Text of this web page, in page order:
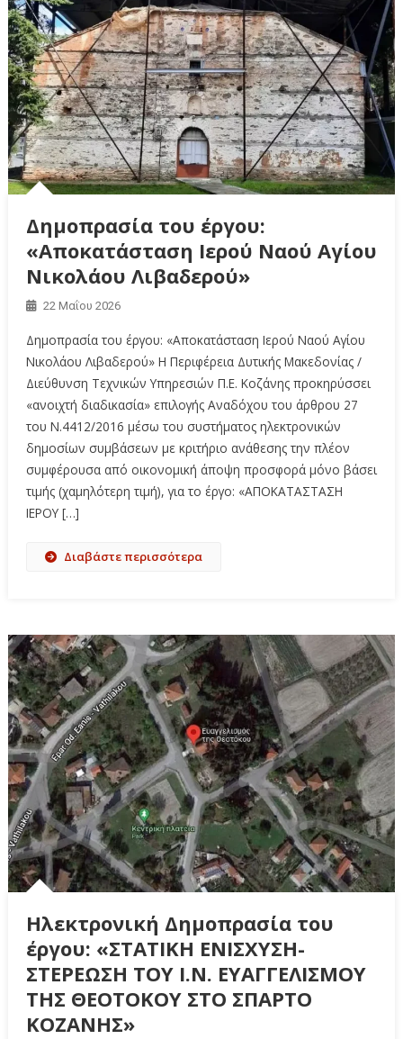
Δημοπρασία του έργου:
«Αποκατάσταση Ιερού Ναού Αγίου
Νικολάου Λιβαδερού»
22 Μαΐου 2026
Δημοπρασία του έργου: «Αποκατάσταση Ιερού Ναού Αγίου
Νικολάου Λιβαδερού» Η Περιφέρεια Δυτικής Μακεδονίας /
Διεύθυνση Τεχνικών Υπηρεσιών Π.Ε. Κοζάνης προκηρύσσει
«ανοιχτή διαδικασία» επιλογής Αναδόχου του άρθρου 27
του Ν.4412/2016 μέσω του συστήματος ηλεκτρονικών
δημοσίων συμβάσεων με κριτήριο ανάθεσης την πλέον
συμφέρουσα από οικονομική άποψη προσφορά μόνο βάσει
τιμής (χαμηλότερη τιμή), για το έργο: «ΑΠΟΚΑΤΑΣΤΑΣΗ
ΙΕΡΟΥ […]
Διαβάστε περισσότερα
Ηλεκτρονική Δημοπρασία του
έργου: «ΣΤΑΤΙΚΗ ΕΝΙΣΧΥΣΗ-
ΣΤΕΡΕΩΣΗ ΤΟΥ Ι.Ν. ΕΥΑΓΓΕΛΙΣΜΟΥ
ΤΗΣ ΘΕΟΤΟΚΟΥ ΣΤΟ ΣΠΑΡΤΟ
ΚΟΖΑΝΗΣ»